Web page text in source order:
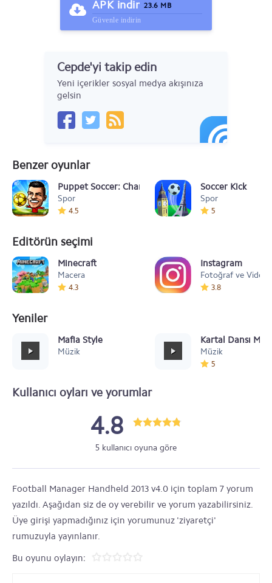
APK indir 23.6 MB
Güvenle indirin
Cepde'yi takip edin
Yeni içerikler sosyal medya akışınıza
gelsin
Benzer oyunlar
Puppet Soccer: Champs League
Spor
4.5
Soccer Kick
Spor
5
Editörün seçimi
Minecraft
Macera
4.3
Instagram
Fotoğraf ve Video
3.8
Yeniler
Mafia Style
Müzik
Kartal Dansı
Müzik
5
Kullanıcı oyları ve yorumlar
4.8
5 kullanıcı oyuna göre
Football Manager Handheld 2013 v4.0 için toplam 7 yorum
yazıldı. Aşağıdan siz de oy verebilir ve yorum yazabilirsiniz.
Üye girişi yapmadığınız için yorumunuz 'ziyaretçi'
rumuzuyla yayınlanır.
Bu oyunu oylayın: